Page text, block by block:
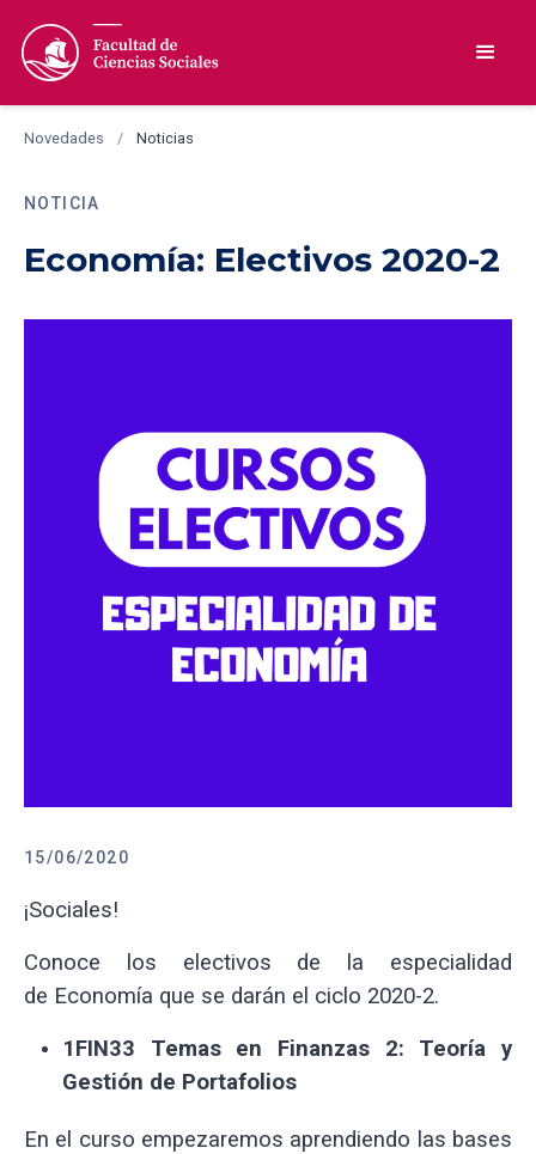
Novedades / Noticias
NOTICIA
Economía: Electivos 2020-2
15/06/2020
¡Sociales!
Conoce los electivos de la especialidad
de Economía que se darán el ciclo 2020-2.
1FIN33 Temas en Finanzas 2: Teoría y
Gestión de Portafolios
En el curso empezaremos aprendiendo las bases